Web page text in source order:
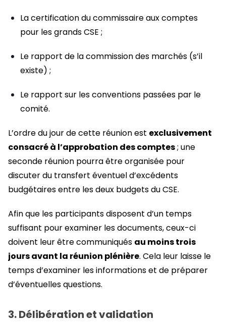
La certification du commissaire aux comptes
pour les grands CSE ;
Le rapport de la commission des marchés (s’il
existe) ;
Le rapport sur les conventions passées par le
comité.
L’ordre du jour de cette réunion est exclusivement
consacré à l’approbation des comptes; une
seconde réunion pourra être organisée pour
discuter du transfert éventuel d’excédents
budgétaires entre les deux budgets du CSE.
Afin que les participants disposent d’un temps
suffisant pour examiner les documents, ceux-ci
doivent leur être communiqués au moins trois
jours avant la réunion plénière. Cela leur laisse le
temps d’examiner les informations et de préparer
d’éventuelles questions.
3. Délibération et validation